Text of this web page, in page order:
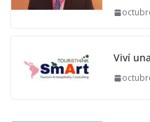
Viví